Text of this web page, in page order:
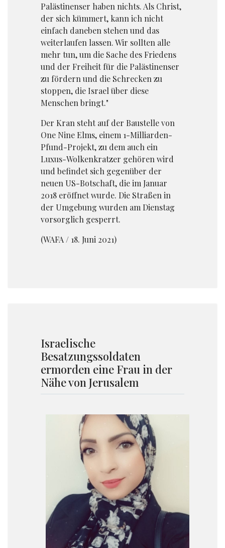
Palästinenser haben nichts. Als Christ,
der sich kümmert, kann ich nicht
einfach daneben stehen und das
weiterlaufen lassen. Wir sollten alle
mehr tun, um die Sache des Friedens
und der Freiheit für die Palästinenser
zu fördern und die Schrecken zu
stoppen, die Israel über diese
Menschen bringt."
Der Kran steht auf der Baustelle von
One Nine Elms, einem 1-Milliarden-
Pfund-Projekt, zu dem auch ein
Luxus-Wolkenkratzer gehören wird
und befindet sich gegenüber der
neuen US-Botschaft, die im Januar
2018 eröffnet wurde. Die Straßen in
der Umgebung wurden am Dienstag
vorsorglich gesperrt.
(WAFA / 18. Juni 2021)
Israelische
Besatzungssoldaten
ermorden eine Frau in der
Nähe von Jerusalem